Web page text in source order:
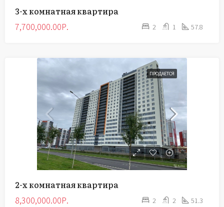
3-х комнатная квартира
7,700,000.00Р. 2 1 57.8
ПРОДАЕТСЯ
2-х комнатная квартира
8,300,000.00Р. 2 2 51.3